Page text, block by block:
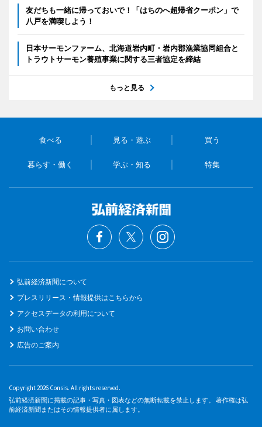
友だちも一緒に帰っておいで！「はちのへ超帰省クーポン」で
八戸を満喫しよう！
日本サーモンファーム、北海道岩内町・岩内郡漁業協同組合と
トラウトサーモン養殖事業に関する三者協定を締結
もっと見る
食べる 見る・遊ぶ 買う
暮らす・働く 学ぶ・知る 特集
弘前経済新聞について
プレスリリース・情報提供はこちらから
アクセスデータの利用について
お問い合わせ
広告のご案内
Copyright 2026 Consis. All rights reserved.
弘前経済新聞に掲載の記事・写真・図表などの無断転載を禁止します。 著作権は弘
前経済新聞またはその情報提供者に属します。